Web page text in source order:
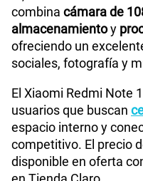
Procesador
Tamaño de Pantalla
WiFI
Peso
combina cámara de
almacenamientoy
ofreciendo un
sociales, fotografía y
El Xiaomi Redmi Note
usuarios que buscan
espacio interno y
competitivo. El precio
disponible en oferta